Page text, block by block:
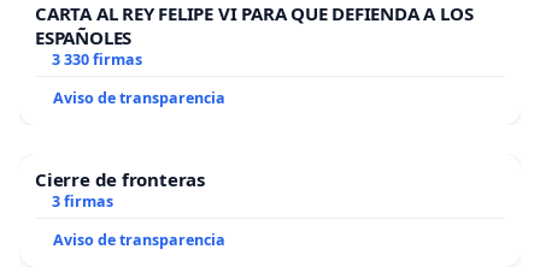
CARTA AL REY FELIPE VI PARA QUE DEFIENDA A LOS
ESPAÑOLES
3 330 firmas
Aviso de transparencia
Cierre de fronteras
3 firmas
Aviso de transparencia